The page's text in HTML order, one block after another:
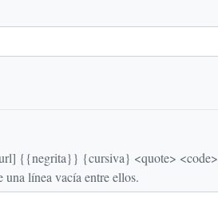
{cursiva} <quote> <code> y el código
línea vacía entre ellos.